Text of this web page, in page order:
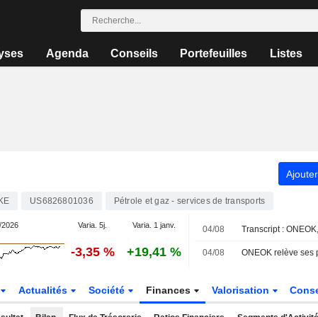
Agenda Conseils Portefeuilles Listes
US6826801036 Pétrole et gaz - services de transports
Varia. 5j. Varia. 1 janv.
-3,35 % +19,41 %
04/08
04/08
Actualités Société Finances Valorisation